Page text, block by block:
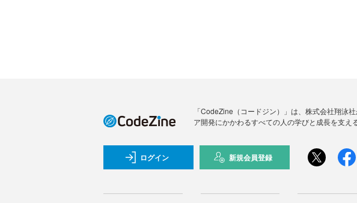
「CodeZine（コードジン）」は、株式会社翔泳
ア開発にかかわるすべての人の学びと成長を支え
ログイン 新規会員登録